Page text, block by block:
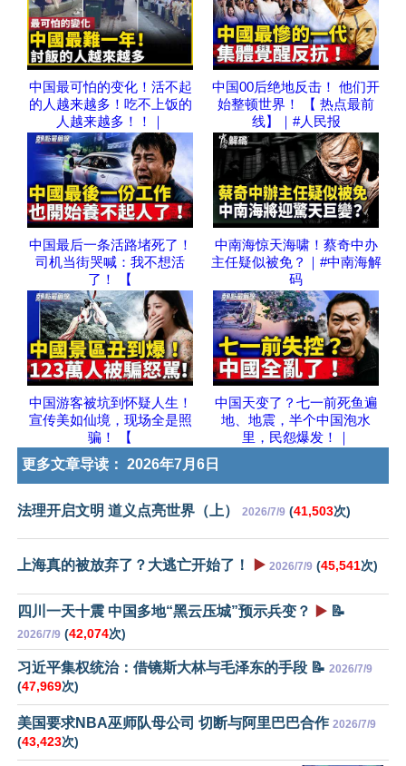
中国最可怕的变化！活不起
的人越来越多！吃不上饭的
人越来越多！！｜
中国00后绝地反击！ 他们开
始整顿世界！ 【 热点最前
线】｜#人民报
中国最后一条活路堵死了！
司机当街哭喊：我不想活
了！ 【
中南海惊天海啸！蔡奇中办
主任疑似被免？｜#中南海解
码
中国游客被坑到怀疑人生！
宣传美如仙境，现场全是照
骗！ 【
中国天变了？七一前死鱼遍
地、地震，半个中国泡水
里，民怨爆发！｜
更多文章导读： 2026年7月6日
法理开启文明 道义点亮世界（上） 2026/7/9 (41,503次)
上海真的被放弃了？大逃亡开始了！ ▶️ 2026/7/9 (45,541次)
四川一天十震 中国多地“黑云压城”预示兵变？ ▶️ 📝
2026/7/9 (42,074次)
习近平集权统治：借镜斯大林与毛泽东的手段 📝 2026/7/9
(47,969次)
美国要求NBA巫师队母公司 切断与阿里巴巴合作 2026/7/9
(43,423次)